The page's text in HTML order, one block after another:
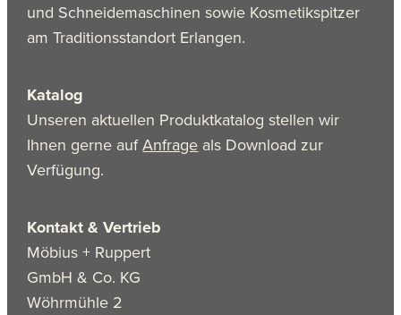
und Schneidemaschinen sowie Kosmetikspitzer
am Traditionsstandort Erlangen.
Katalog
Unseren aktuellen Produktkatalog stellen wir
Ihnen gerne aufAnfrage als Download zur
Verfügung.
Kontakt & Vertrieb
Möbius + Ruppert
GmbH & Co. KG
Wöhrmühle 2